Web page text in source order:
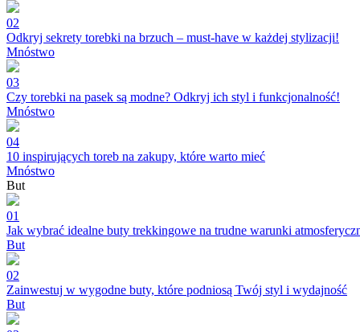
02
Odkryj sekrety torebki na brzuch – must-have w każdej stylizacji!
Mnóstwo
03
Czy torebki na pasek są modne? Odkryj ich styl i funkcjonalność!
Mnóstwo
04
10 inspirujących toreb na zakupy, które warto mieć
Mnóstwo
But
01
Jak wybrać idealne buty trekkingowe na trudne warunki
But
02
Zainwestuj w wygodne buty, które podniosą Twój styl i wydajność
But